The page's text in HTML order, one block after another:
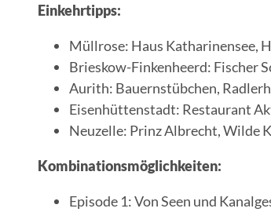
Einkehrtipps:
Müllrose: Haus Katharinensee,
Brieskow-Finkenheerd: Fischer
Aurith: Bauernstübchen,
Eisenhüttenstadt: Restaurant
Neuzelle: Prinz Albrecht, Wilde
Kombinationsmöglichkeiten:
Episode 1: Von Seen und